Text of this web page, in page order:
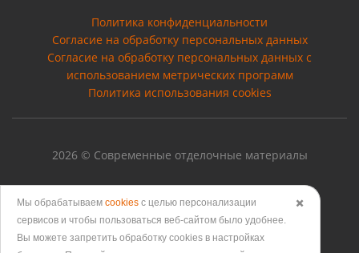
Политика конфиденциальности
Согласие на обработку персональных данных
Cогласие на обработку персональных данных с
использованием метрических программ
Политика использования cookies
2026 © Современные отделочные материалы
Версия для печати
✖️
Мы обрабатываем cookies с целью персонализации
сервисов и чтобы пользоваться веб-сайтом было удобнее.
Вы можете запретить обработку сookies в настройках